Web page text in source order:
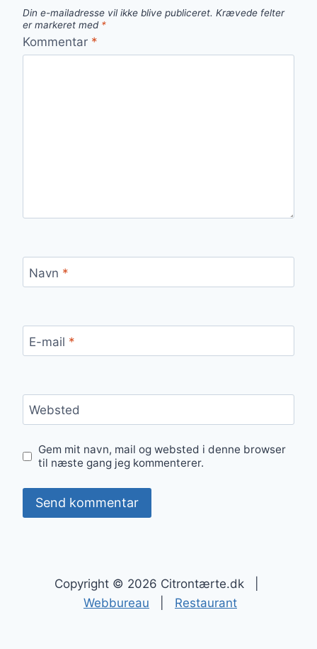
Din e-mailadresse vil ikke blive publiceret. Krævede felter
er markeret med *
Kommentar *
Navn *
E-mail *
Websted
Gem mit navn, mail og websted i denne browser
til næste gang jeg kommenterer.
Copyright © 2026 Citrontærte.dk |
Webbureau
Restaurant